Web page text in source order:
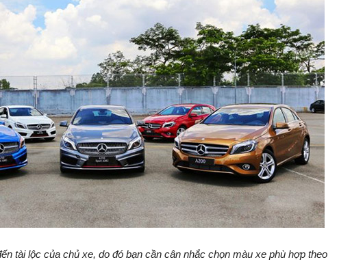
tài lộc của chủ xe, do đó bạn cần cân nhắc chọn màu xe phù hợp theo